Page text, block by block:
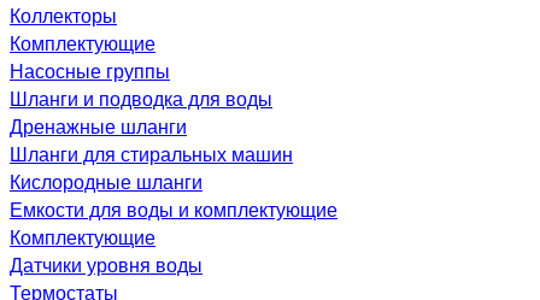
Коллекторы
Комплектующие
Насосные группы
Шланги и подводка для воды
Дренажные шланги
Шланги для стиральных машин
Кислородные шланги
Емкости для воды и комплектующие
Комплектующие
Датчики уровня воды
Термостаты